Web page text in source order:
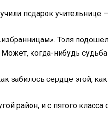
подарок
Толя
когда-нибудь
забилось сердце этой,
район, и с пятого